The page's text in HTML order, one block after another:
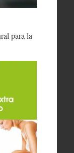
para la